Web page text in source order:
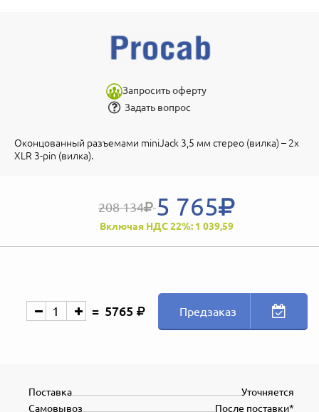
Запросить оферту
Задать вопрос
Оконцованный разъемами miniJack 3,5 мм стерео (вилка) – 2х
XLR 3-pin (вилка).
208 134 5 765
Включая НДС 22%: 1 039,59
5765 Предзаказ
Уточняется
Поставка
После поставки*
Самовывоз